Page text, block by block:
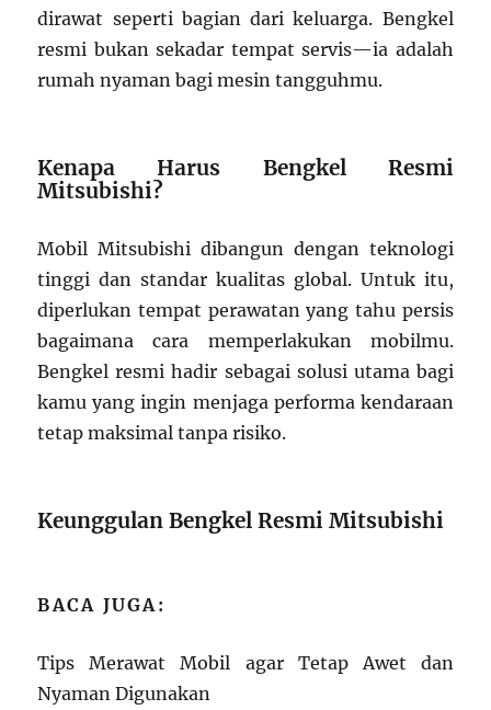
dirawat seperti bagian dari keluarga. Bengkel
resmi bukan sekadar tempat servis—ia adalah
rumah nyaman bagi mesin tangguhmu.
Kenapa Harus Bengkel Resmi
Mitsubishi?
Mobil Mitsubishi dibangun dengan teknologi
tinggi dan standar kualitas global. Untuk itu,
diperlukan tempat perawatan yang tahu persis
bagaimana cara memperlakukan mobilmu.
Bengkel resmi hadir sebagai solusi utama bagi
kamu yang ingin menjaga performa kendaraan
tetap maksimal tanpa risiko.
Keunggulan Bengkel Resmi Mitsubishi
BACA JUGA:
Tips Merawat Mobil agar Tetap Awet dan
Nyaman Digunakan